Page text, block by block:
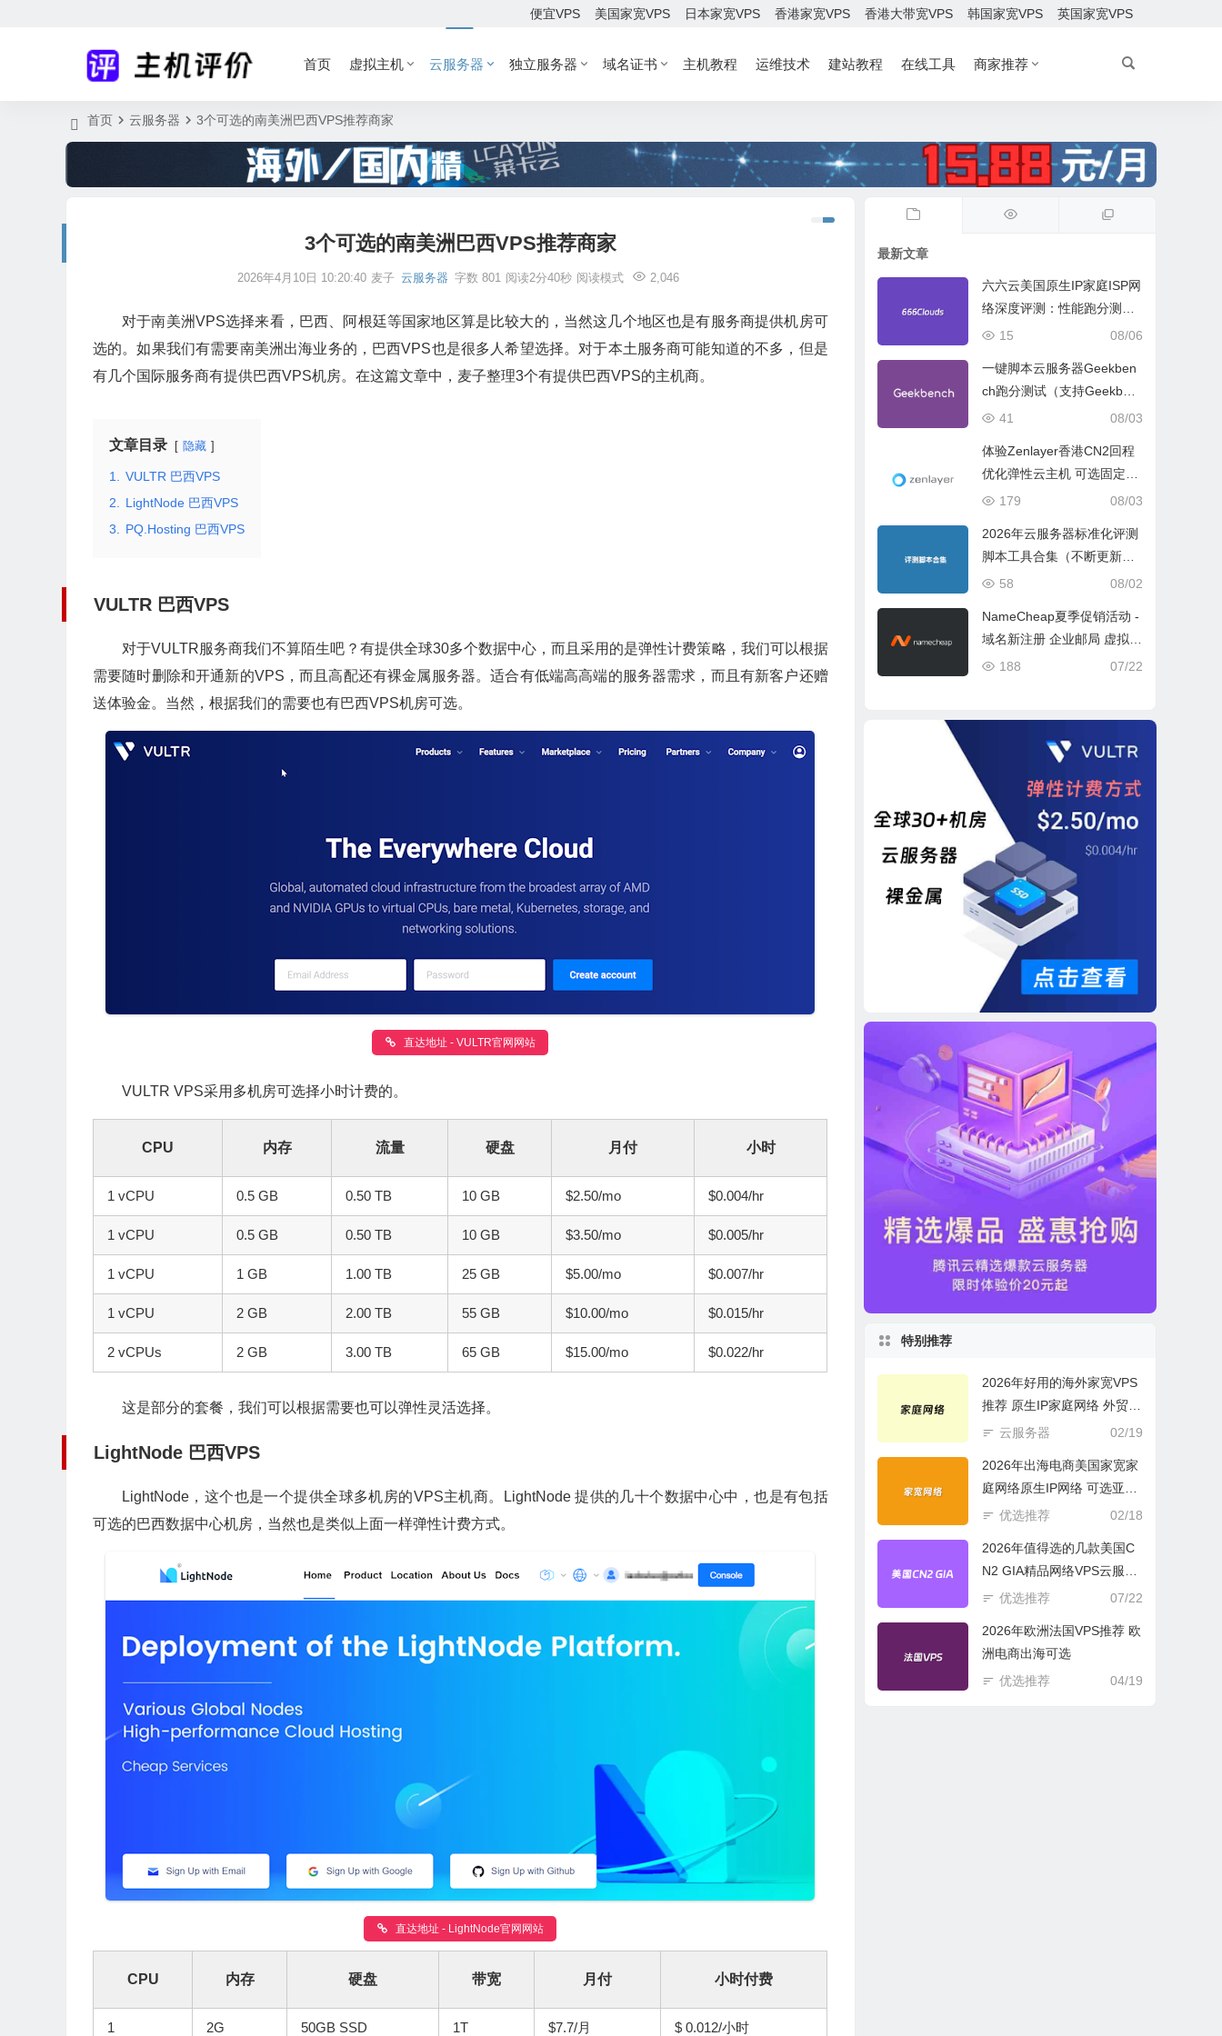
便宜VPS 美国家宽VPS 日本家宽VPS 香港家宽VPS 香港大带宽VPS 韩国家宽VPS 英国家宽VPS
首页 虚拟主机 云服务器 独立服务器 域名证书 主机教程 运维技术 建站教程 在线工具 商家推荐
首页 云服务器 3个可选的南美洲巴西VPS推荐商家
3个可选的南美洲巴西VPS推荐商家
2026年4月10日 10:20:40 麦子 云服务器 2,046
字数 801 阅读2分40秒 阅读模式
对于南美洲VPS选择来看，巴西、阿根廷等国家地区算是比较大的，当然这几个地区也是有服务商提供机房可
选的。如果我们有需要南美洲出海业务的，巴西VPS也是很多人希望选择。对于本土服务商可能知道的不多，但是
有几个国际服务商有提供巴西VPS机房。在这篇文章中，麦子整理3个有提供巴西VPS的主机商。
文章目录 隐藏
1. VULTR 巴西VPS
2. LightNode 巴西VPS
3. PQ.Hosting 巴西VPS
VULTR 巴西VPS
对于VULTR服务商我们不算陌生吧？有提供全球30多个数据中心，而且采用的是弹性计费策略，我们可以根据
需要随时删除和开通新的VPS，而且高配还有裸金属服务器。适合有低端高高端的服务器需求，而且有新客户还赠
送体验金。当然，根据我们的需要也有巴西VPS机房可选。
直达地址 - VULTR官网网站
VULTR VPS采用多机房可选择小时计费的。
CPU 内存 流量 硬盘 月付 小时
1 vCPU 0.5 GB 0.50 TB 10 GB $2.50/mo $0.004/hr
1 vCPU 0.5 GB 0.50 TB 10 GB $3.50/mo $0.005/hr
1 vCPU 1 GB 1.00 TB 25 GB $5.00/mo $0.007/hr
1 vCPU 2 GB 2.00 TB 55 GB $10.00/mo $0.015/hr
2 vCPUs 2 GB 3.00 TB 65 GB $15.00/mo $0.022/hr
这是部分的套餐，我们可以根据需要也可以弹性灵活选择。
LightNode 巴西VPS
LightNode，这个也是一个提供全球多机房的VPS主机商。LightNode 提供的几十个数据中心中，也是有包括
可选的巴西数据中心机房，当然也是类似上面一样弹性计费方式。
直达地址 - LightNode官网网站
CPU 内存 硬盘 带宽 月付 小时付费
1 2G 50GB SSD 1T $7.7/月 $ 0.012/小时
最新文章
六六云美国原生IP家庭ISP网
络深度评测：性能跑分测
试、网络线路与购买建议08/06
15
一键脚本云服务器Geekben
ch跑分测试（支持Geekben
ch 5 Geekbench 6 Geekbe
08/03
41
体验Zenlayer香港CN2回程
优化弹性云主机 可选固定带
宽或流量模式
08/03
179
2026年云服务器标准化评测
脚本工具合集（不断更新完
善）
08/02
58
NameCheap夏季促销活动 -
域名新注册 企业邮局 虚拟主
机活动盘点
07/22
188
特别推荐
2026年好用的海外家宽VPS
推荐 原生IP家庭网络 外贸电
商必选
02/19
云服务器
2026年出海电商美国家宽家
庭网络原生IP网络 可选亚欧
美云服务器
02/18
优选推荐
2026年值得选的几款美国C
N2 GIA精品网络VPS云服务
器推荐
07/22
优选推荐
2026年欧洲法国VPS推荐 欧
洲电商出海可选
04/19
优选推荐